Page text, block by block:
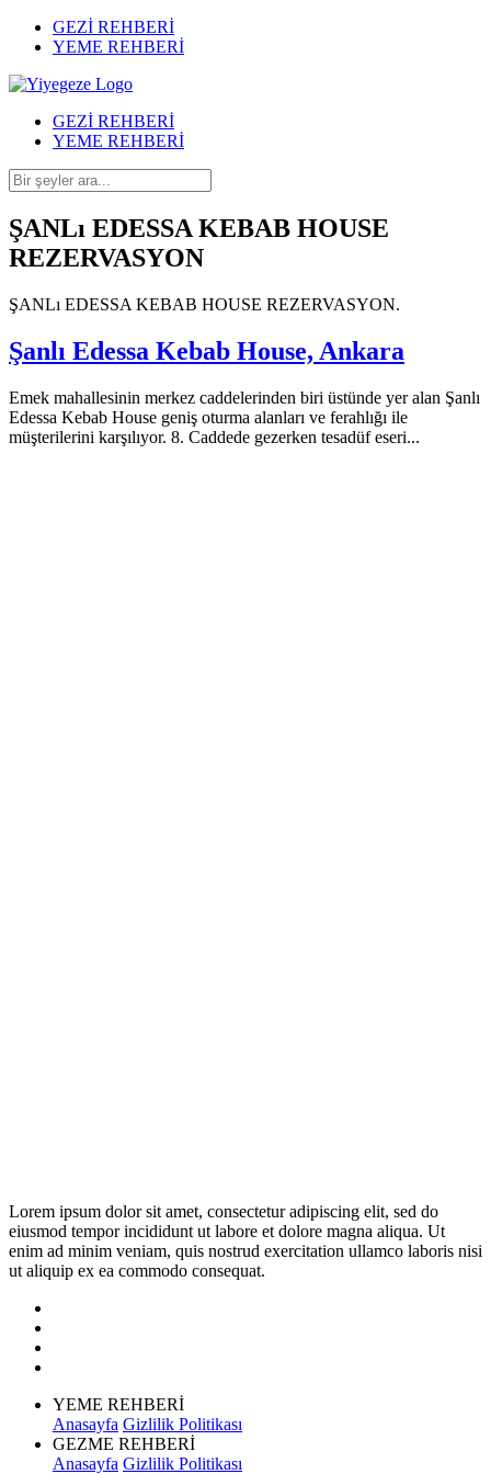
GEZİ REHBERİ
YEME REHBERİ
GEZİ REHBERİ
YEME REHBERİ
ŞANLı EDESSA KEBAB HOUSE
REZERVASYON
ŞANLı EDESSA KEBAB HOUSE REZERVASYON.
Şanlı Edessa Kebab House, Ankara
Emek mahallesinin merkez caddelerinden biri üstünde yer alan Şanlı
Edessa Kebab House geniş oturma alanları ve ferahlığı ile
müşterilerini karşılıyor. 8. Caddede gezerken tesadüf eseri...
Lorem ipsum dolor sit amet, consectetur adipiscing elit, sed do
eiusmod tempor incididunt ut labore et dolore magna aliqua. Ut
enim ad minim veniam, quis nostrud exercitation ullamco laboris nisi
ut aliquip ex ea commodo consequat.
YEME REHBERİ
Anasayfa Gizlilik Politikası
GEZME REHBERİ
Anasayfa Gizlilik Politikası